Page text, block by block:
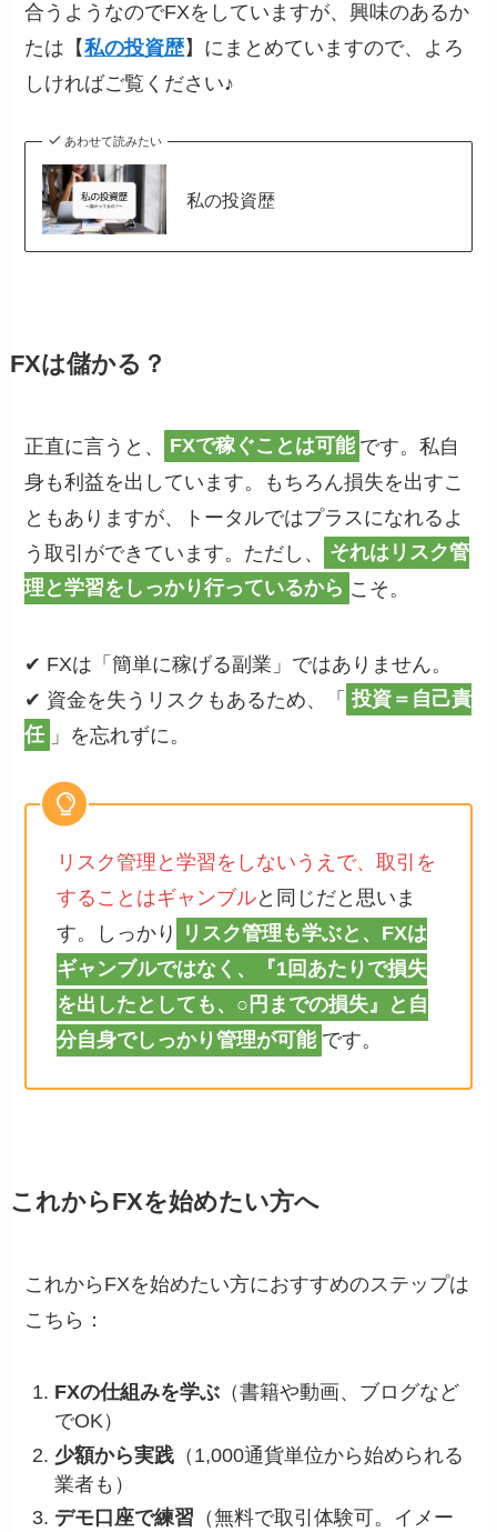
合うようなのでFXをしていますが、興味のあるか
たは【私の投資歴】にまとめていますので、よろ
しければご覧ください♪
あわせて読みたい
私の投資歴
FXは儲かる？
正直に言うと、 FXで稼ぐことは可能 です。私自
身も利益を出しています。もちろん損失を出すこ
ともありますが、トータルではプラスになれるよ
う取引ができています。ただし、
それはリスク管
理と学習をしっかり行っているから こそ。
✔ FXは「簡単に稼げる副業」ではありません。
✔ 資金を失うリスクもあるため、「 投資＝自己責
任 」を忘れずに。
リスク管理と学習をしないうえで、取引を
することはギャンブルと同じだと思いま
す。しっかり
リスク管理も学ぶと、FXは
ギャンブルではなく、『1回あたりで損失
を出したとしても、○円までの損失』と自
分自身でしっかり管理が可能 です。
これからFXを始めたい方へ
これからFXを始めたい方におすすめのステップは
こちら：
FXの仕組みを学ぶ （書籍や動画、ブログなど
でOK）
少額から実践 （1,000通貨単位から始められる
業者も）
デモ口座で練習 （無料で取引体験可。イメー